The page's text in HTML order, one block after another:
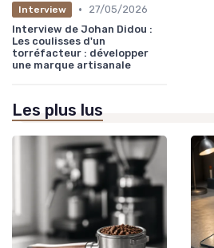
Interview •
27/05/2026
Interview de Johan Didou :
Les coulisses d'un
torréfacteur : développer
une marque artisanale
Les plus lus